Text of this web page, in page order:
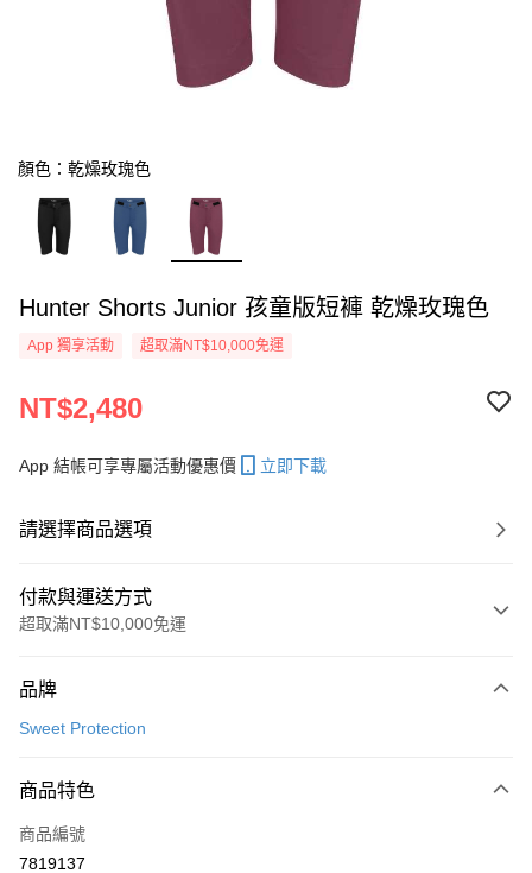
顏色：乾燥玫瑰色
Hunter Shorts Junior 孩童版短褲 乾燥玫瑰色
App 獨享活動 超取滿NT$10,000免運
NT$2,480
App 結帳可享專屬活動優惠價 立即下載
請選擇商品選項
付款與運送方式
超取滿NT$10,000免運
信用卡一次付款
LINE Pay
Apple Pay
品牌
Sweet Protection
商品特色
商品編號
7819137